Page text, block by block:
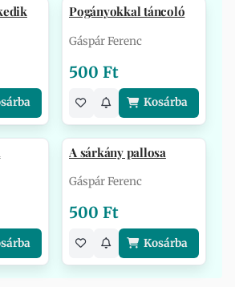
Pogányokkal táncoló
Gáspár Ferenc
500 Ft
Kosárba
A sárkány pallosa
Gáspár Ferenc
500 Ft
Kosárba